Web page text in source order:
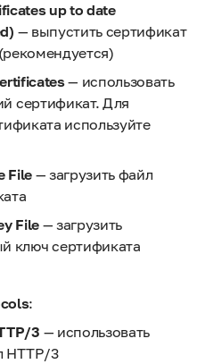
up to date
— выпустить сертификат
— использовать
сертификат. Для
используйте
File— загрузить файл
File— загрузить
ключ сертификата
:
3 — использовать
HTTP/3